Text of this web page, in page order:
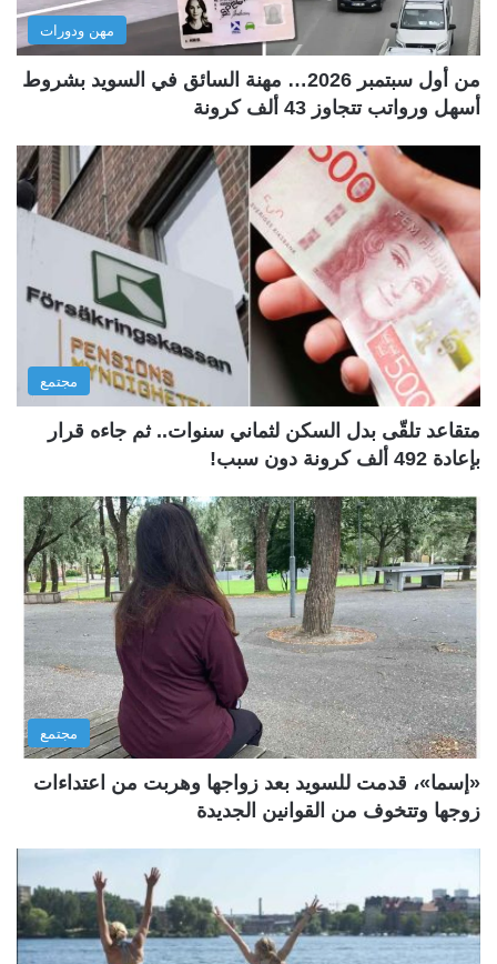
مهن ودورات
من أول سبتمبر 2026… مهنة السائق في السويد بشروط
أسهل ورواتب تتجاوز 43 ألف كرونة
مجتمع
متقاعد تلقّى بدل السكن لثماني سنوات.. ثم جاءه قرار
بإعادة 492 ألف كرونة دون سبب!
مجتمع
«إسما»، قدمت للسويد بعد زواجها وهربت من اعتداءات
زوجها وتتخوف من القوانين الجديدة